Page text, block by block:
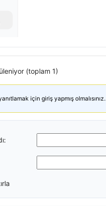
(toplam 1)
için giriş yapmış olmalısınız.